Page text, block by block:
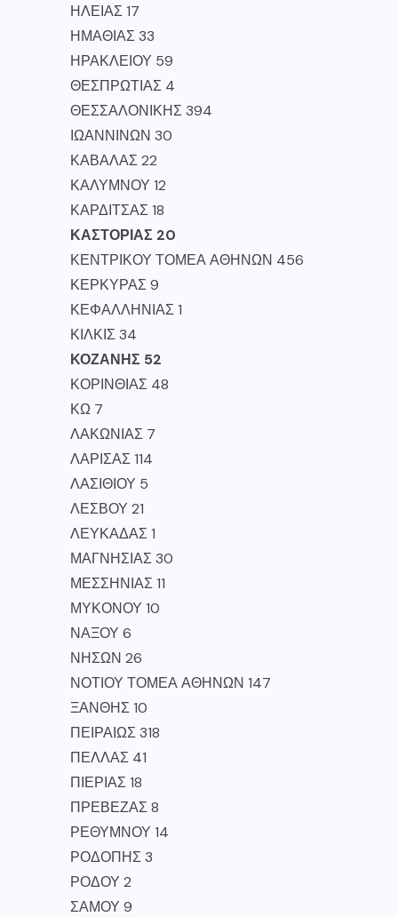
ΗΛΕΙΑΣ 17
ΗΜΑΘΙΑΣ 33
ΗΡΑΚΛΕΙΟΥ 59
ΘΕΣΠΡΩΤΙΑΣ 4
ΘΕΣΣΑΛΟΝΙΚΗΣ 394
ΙΩΑΝΝΙΝΩΝ 30
ΚΑΒΑΛΑΣ 22
ΚΑΛΥΜΝΟΥ 12
ΚΑΡΔΙΤΣΑΣ 18
ΚΑΣΤΟΡΙΑΣ 20
ΚΕΝΤΡΙΚΟΥ ΤΟΜΕΑ ΑΘΗΝΩΝ 456
ΚΕΡΚΥΡΑΣ 9
ΚΕΦΑΛΛΗΝΙΑΣ 1
ΚΙΛΚΙΣ 34
ΚΟΖΑΝΗΣ 52
ΚΟΡΙΝΘΙΑΣ 48
ΚΩ 7
ΛΑΚΩΝΙΑΣ 7
ΛΑΡΙΣΑΣ 114
ΛΑΣΙΘΙΟΥ 5
ΛΕΣΒΟΥ 21
ΛΕΥΚΑΔΑΣ 1
ΜΑΓΝΗΣΙΑΣ 30
ΜΕΣΣΗΝΙΑΣ 11
ΜΥΚΟΝΟΥ 10
ΝΑΞΟΥ 6
ΝΗΣΩΝ 26
ΝΟΤΙΟΥ ΤΟΜΕΑ ΑΘΗΝΩΝ 147
ΞΑΝΘΗΣ 10
ΠΕΙΡΑΙΩΣ 318
ΠΕΛΛΑΣ 41
ΠΙΕΡΙΑΣ 18
ΠΡΕΒΕΖΑΣ 8
ΡΕΘΥΜΝΟΥ 14
ΡΟΔΟΠΗΣ 3
ΡΟΔΟΥ 2
ΣΑΜΟΥ 9